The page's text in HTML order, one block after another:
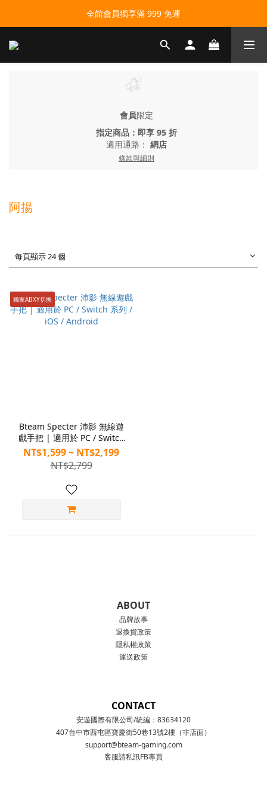
全館會員獨享滿 999 免運
會員限定
指定商品：即享 95 折
適用通路： 網店
條款與細則
阿揚
每頁顯示 24 個
獨家ABXY切換
Bteam Specter 沛影 無線遊
戲手把 | 適用於 PC / Switch
系列 / iOS / Android
NT$1,599 ~ NT$2,199
NT$2,799
ABOUT
品牌故事
退換貨政策
隱私權政策
運送政策
CONTACT
安遊國際有限公司/統編：83634120
407台中市西屯區寶慶街50巷13號2樓（非店面）
support@bteam-gaming.com
客服請私訊FB專頁